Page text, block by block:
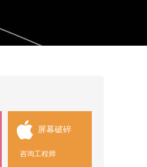
屏幕破碎
咨询工程师